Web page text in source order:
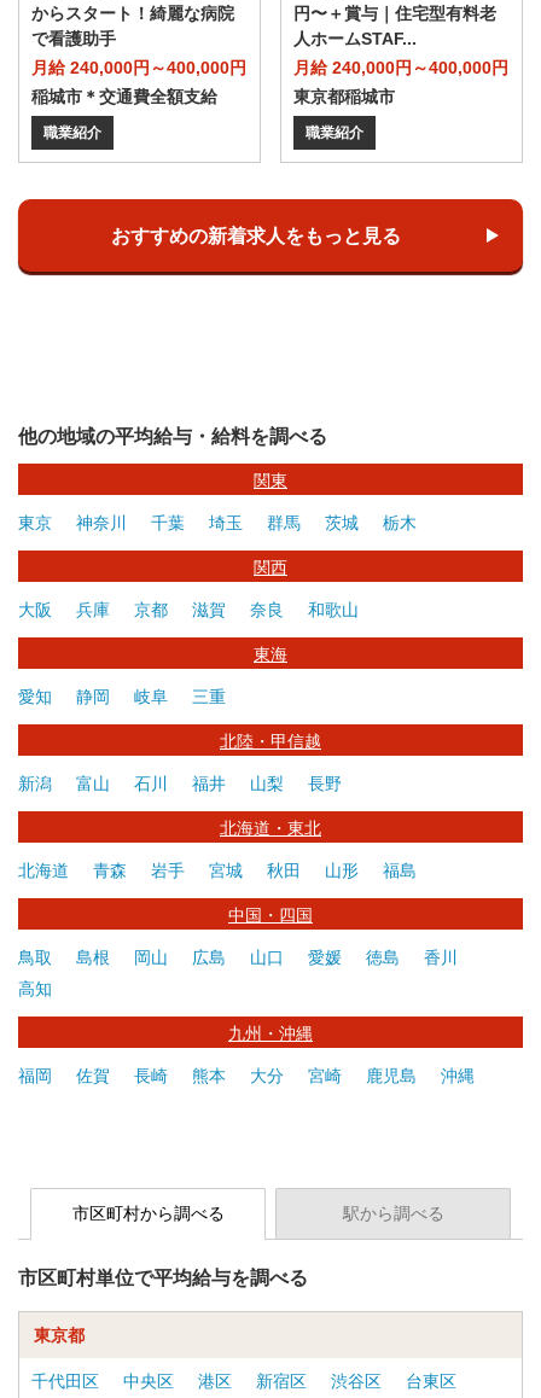
からスタート！綺麗な病院
で看護助手
月給 240,000円～400,000円
稲城市＊交通費全額支給
職業紹介
円〜＋賞与｜住宅型有料老
人ホームSTAF...
月給 240,000円～400,000円
東京都稲城市
職業紹介
おすすめの新着求人をもっと見る
他の地域の平均給与・給料を調べる
関東
東京 神奈川 千葉 埼玉 群馬 茨城 栃木
関西
大阪 兵庫 京都 滋賀 奈良 和歌山
東海
愛知 静岡 岐阜 三重
北陸・甲信越
新潟 富山 石川 福井 山梨 長野
北海道・東北
北海道 青森 岩手 宮城 秋田 山形 福島
中国・四国
鳥取 島根 岡山 広島 山口 愛媛 徳島
香川
高知
九州・沖縄
福岡 佐賀 長崎 熊本 大分 宮崎 鹿児島 沖縄
市区町村から調べる 駅から調べる
市区町村単位で平均給与を調べる
東京都
千代田区 中央区 港区 新宿区 渋谷区 台東区